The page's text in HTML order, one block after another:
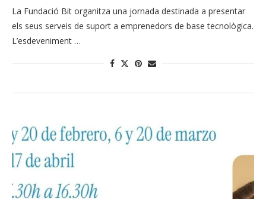
La Fundació Bit organitza una jornada destinada a presentar
els seus serveis de suport a emprenedors de base tecnològica.
L’esdeveniment …